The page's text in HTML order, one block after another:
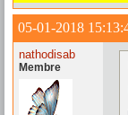
05-01-2018
nathodisab
Membre